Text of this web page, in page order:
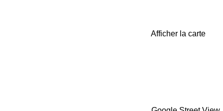
Afficher la carte